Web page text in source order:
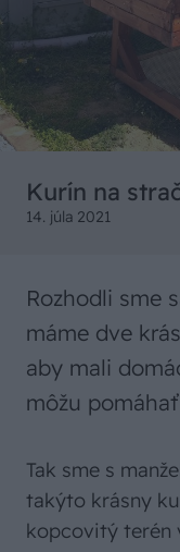
Kurín na
14. júla 2021
Rozhodli sme
máme dve
aby mali
môžu
Tak sme s
takýto krásny
kopcovitý terén